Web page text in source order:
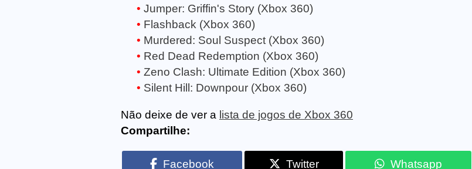
Jumper: Griffin's Story (Xbox 360)
Flashback (Xbox 360)
Murdered: Soul Suspect (Xbox 360)
Red Dead Redemption (Xbox 360)
Zeno Clash: Ultimate Edition (Xbox 360)
Silent Hill: Downpour (Xbox 360)
Não deixe de ver a lista de jogos de Xbox 360
Compartilhe:
Facebook Twitter Whatsapp